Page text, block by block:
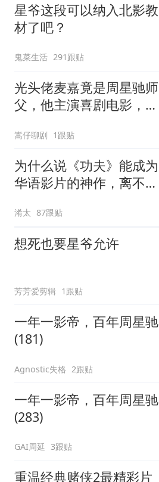
星爷这段可以纳入北影教
材了吧？
鬼菜生活 291跟贴
光头佬麦嘉竟是周星驰师
父，他主演喜剧电影，承
嵩仔聊剧 1跟贴
为什么说《功夫》能成为
华语影片的神作，离不开
淆太 87跟贴
想死也要星爷允许
芳芳爱剪辑 1跟贴
一年一影帝，百年周星驰
(181)
Agnostic失格 2跟贴
一年一影帝，百年周星驰
(283)
GAI周延 3跟贴
重温经典赌侠2最精彩片